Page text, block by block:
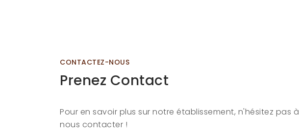
CONTACTEZ-NOUS
Prenez Contact
Pour en savoir plus sur notre établissement, n'hésitez pas à
nous contacter !